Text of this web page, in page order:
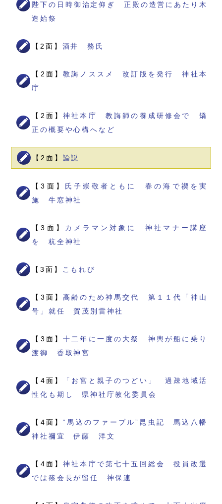
陛下の日時御治定仰ぎ 正殿の造営にあたり木
造始祭
【2面】 酒井 務氏
【2面】教誨ノススメ 改訂版を発行 神社本
庁
【2面】神社本庁 教誨師の養成研修会で 矯
正の概要や心構へなど
【2面】 論説
【3面】 氏子崇敬者ともに 春の海で禊を実
施 牛窓神社
【3面】 カメラマン対象に 神社マナー講座
を 杭全神社
【3面】 こもれび
【3面】高齢のため神馬交代 第１１代「神山
号」就任 賀茂別雷神社
【3面】十二年に一度の大祭 神輿が船に乗り
渡御 香取神宮
【4面】
「お宮と親子のつどい」 過疎地域活
性化も期し 県神社庁教化委員会
【4面】“馬込のファーブル”昆虫記 馬込八幡
神社禰宜 伊藤 洋文
【4面】神社本庁で第七十五回総会 役員改選
では篠会長が留任 神保連